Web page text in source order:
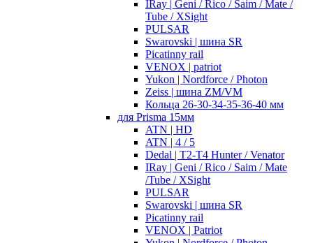
IRay | Geni / Rico / Saim / Mate /
Tube / XSight
PULSAR
Swarovski | шина SR
Picatinny rail
VENOX | patriot
Yukon | Nordforce / Photon
Zeiss | шина ZM/VM
Кольца 26-30-34-35-36-40 мм
для Prisma 15мм
ATN | HD
ATN | 4 / 5
Dedal | T2-T4 Hunter / Venator
IRay | Geni / Rico / Saim / Mate
/Tube / XSight
PULSAR
Swarovski | шина SR
Picatinny rail
VENOX | Patriot